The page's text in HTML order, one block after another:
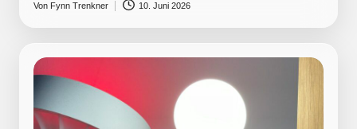
Posted
by
Von Fynn Trenkner 10. Juni 2026